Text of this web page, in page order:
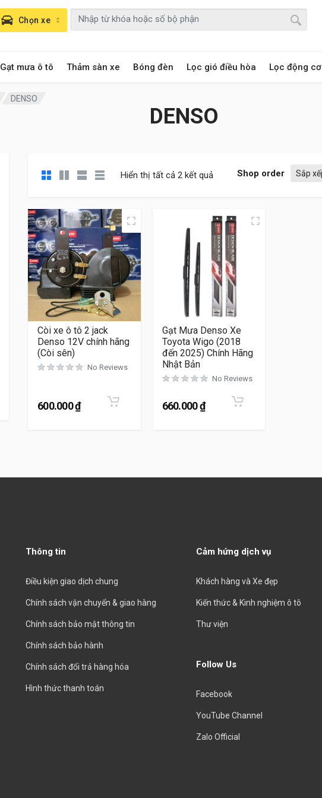
Gạt mưa ô tô Thảm sàn xe Bóng đèn Lọc gió điều hòa Lọc động cơ
Chọn xe
DENSO
DENSO
Hiển thị tất cả 2 kết quả Shop order
Còi xe ô tô 2 jack
Denso 12V chính hãng
(Còi sên)
No Reviews
600.000₫
Gạt Mưa Denso Xe
Toyota Wigo (2018
đến 2025) Chính Hãng
Nhật Bản
No Reviews
660.000₫
Thông tin
Điều kiện giao dịch chung
Chính sách vận chuyển & giao hàng
Chính sách bảo mật thông tin
Chính sách bảo hành
Chính sách đổi trả hàng hóa
Hình thức thanh toán
Cảm hứng dịch vụ
Khách hàng và Xe đẹp
Kiến thức & Kinh nghiệm ô tô
Thư viện
Follow Us
Facebook
YouTube Channel
Zalo Official